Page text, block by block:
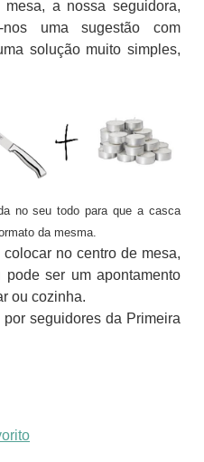
a nossa seguidora,
nos uma sugestão com
solução muito simples,
no seu todo para que a casca
da mesma.
no centro de mesa,
ser um apontamento
ou cozinha.
seguidores da Primeira